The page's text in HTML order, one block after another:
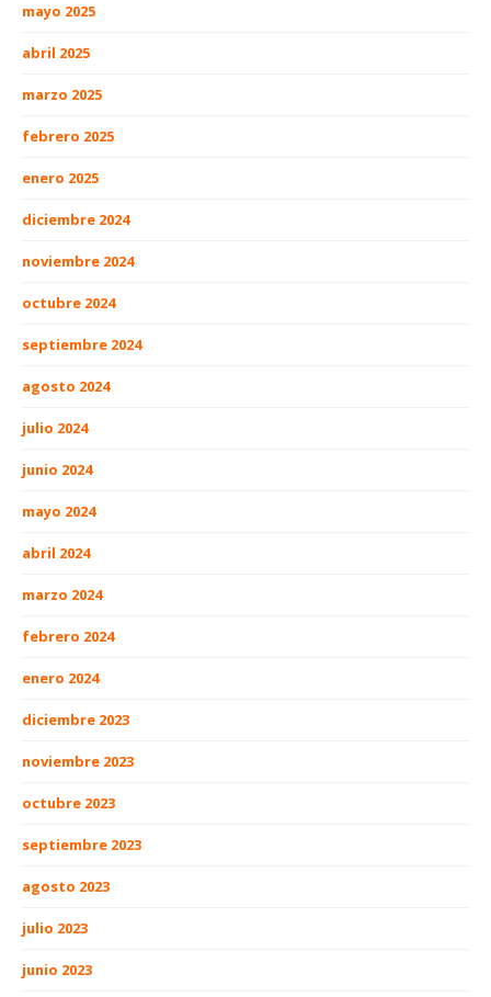
mayo 2025
abril 2025
marzo 2025
febrero 2025
enero 2025
diciembre 2024
noviembre 2024
octubre 2024
septiembre 2024
agosto 2024
julio 2024
junio 2024
mayo 2024
abril 2024
marzo 2024
febrero 2024
enero 2024
diciembre 2023
noviembre 2023
octubre 2023
septiembre 2023
agosto 2023
julio 2023
junio 2023